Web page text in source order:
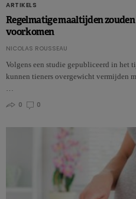
ARTIKELS
Regelmatige maaltijden
voorkomen
NICOLAS ROUSSEAU
Volgens een studie gepubliceerd in het
kunnen tieners overgewicht vermijden
…
0
0